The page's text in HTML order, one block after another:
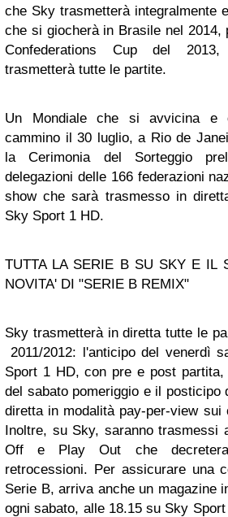
che Sky trasmetterà integralmente
che si giocherà in Brasile nel 2014,
Confederations Cup del
trasmetterà tutte le partite.
Un Mondiale che si avvicina e
cammino il 30 luglio, a Rio de
la Cerimonia del Sorteggio
delegazioni delle 166 federazioni
show che sarà trasmesso in
Sky Sport 1 HD.
TUTTA LA SERIE B SU SKY E IL
NOVITA' DI "SERIE B REMIX"
Sky trasmetterà in diretta tutte le
2011/2012: l'anticipo del venerdì
Sport 1 HD, con pre e post
del sabato pomeriggio e il posticipo
diretta in modalità pay-per-view sui
Inoltre, su Sky, saranno trasmessi
Off e Play Out che
retrocessioni. Per assicurare una
Serie B, arriva anche un magazine
ogni sabato, alle 18.15 su Sky